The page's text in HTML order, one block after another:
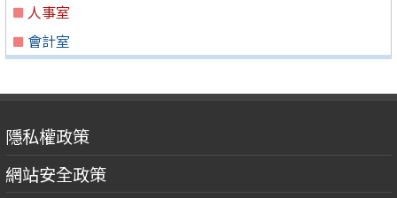
人事室
會計室
隱私權政策
網站安全政策